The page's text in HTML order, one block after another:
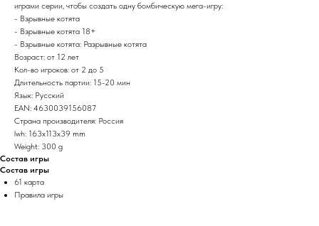
играми серии, чтобы создать одну бомбическую мега-игру:
- Взрывные котята
- Взрывные котята 18+
- Взрывные котята: Разрывные котята
Возраст: от 12 лет
Кол-во игроков: от 2 до 5
Длительность партии: 15-20 мин
Язык: Русский
EAN: 4630039156087
Страна производителя: Россия
lwh: 163x113x39 mm
Weight: 300 g
Состав игры
Состав игры
61 карта
Правила игры